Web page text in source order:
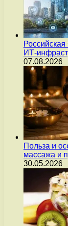
ИТ-
07.08.2026
Польза и
массажа и
30.05.2026